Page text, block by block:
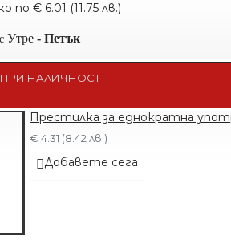
по € 6.01 (11.75 лв.)
Утре - Петък
ПРИ НАЛИЧНОСТ
Престилка за еднократна
€ 4.31 (8.42 лв.)
Добавете сега